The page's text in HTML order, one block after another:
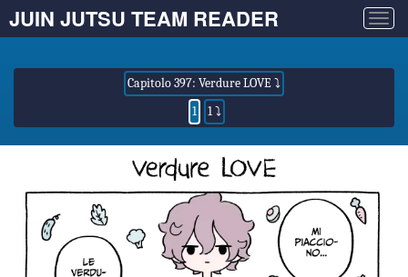
JUIN JUTSU TEAM READER
Capitolo 397: Verdure LOVE ⤵
1
1 ⤵